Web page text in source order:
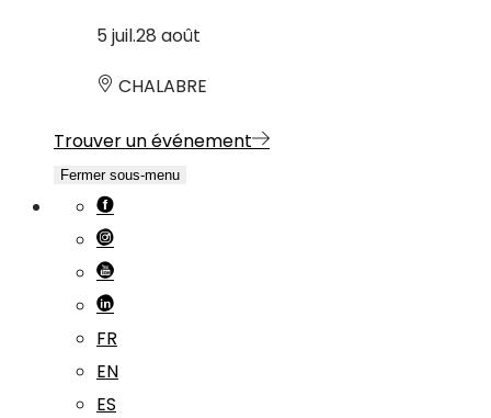
5 juil.28 août
CHALABRE
Trouver un événement
Fermer sous-menu
FR
EN
ES